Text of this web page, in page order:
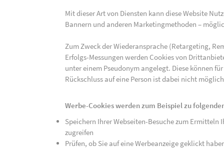
Mit dieser Art von Diensten kann diese Website
Bannern und anderen Marketingmethoden –
Zum Zweck der Wiederansprache (Retargeting,
Erfolgs-Messungen werden Cookies von
unter einem Pseudonym angelegt. Diese können
Rückschluss auf eine Person ist dabei nicht
Werbe-Cookies werden zum Beispiel zu
Speichern Ihrer Webseiten-Besuche zum
zugreifen
Prüfen, ob Sie auf eine Werbeanzeige geklickt